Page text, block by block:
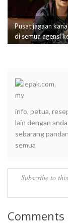
Pusat jagaan
di semua agensi
menjelang 1
info, petua,
lain dengan
sebarang
semua
Subscribe to
Comments